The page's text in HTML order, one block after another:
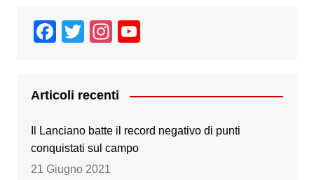
F
e
b
o
o
T
er
In
gr
a
m
T
u
Articoli recenti
Il Lanciano batte il record negativo di punti
conquistati sul campo
21 Giugno 2021